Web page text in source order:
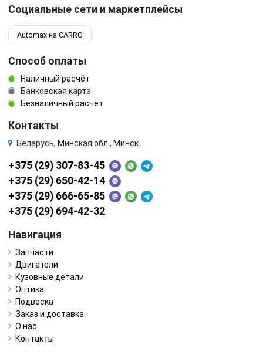
Социальные сети и маркетплейсы
Automax на CARRO
Способ оплаты
Наличный расчёт
Банковская карта
Безналичный расчёт
Контакты
Беларусь, Минская обл., Минск
+375 (29) 307-83-45
+375 (29) 650-42-14
+375 (29) 666-65-85
+375 (29) 694-42-32
Навигация
Запчасти
Двигатели
Кузовные детали
Оптика
Подвеска
Заказ и доставка
О нас
Контакты